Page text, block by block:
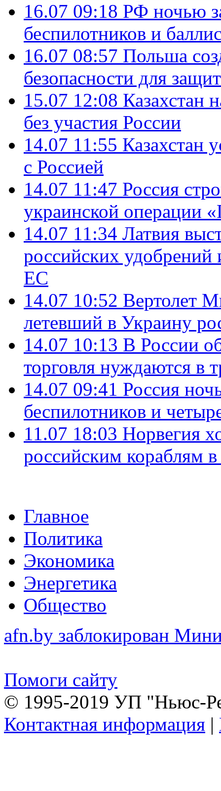
16.07 09:18 РФ ночью
беспилотников и
16.07 08:57 Польша
безопасности для
15.07 12:08 Казахстан
без участия России
14.07 11:55 Казахстан
с Россией
14.07 11:47 Россия
украинской операции
14.07 11:34 Латвия
российских
ЕС
14.07 10:52 Вертолет
летевший в Украину
14.07 10:13 В России
торговля нуждаются в
14.07 09:41 Россия
беспилотников и
11.07 18:03 Норвегия
российским кораблям
Главное
Политика
Экономика
Энергетика
Общество
afn.by заблокирован
Помоги сайту
© 1995-2019 УП "Ньюс-
Контактная информация |